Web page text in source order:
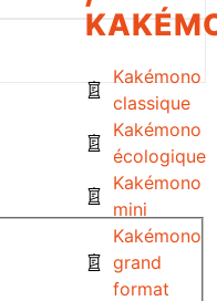
Kakémono
classique
Kakémono
écologique
Kakémono
mini
Kakémono
grand
format